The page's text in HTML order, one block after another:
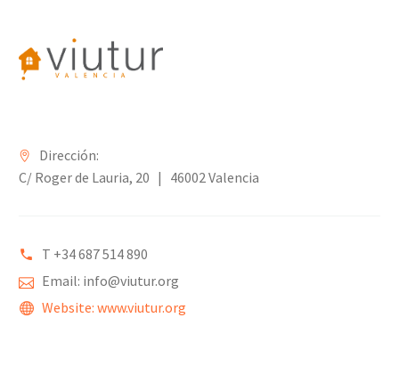
Dirección:
C/ Roger de Lauria, 20 | 46002 Valencia
T +34 687 514 890
Email: info@viutur.org
Website: www.viutur.org